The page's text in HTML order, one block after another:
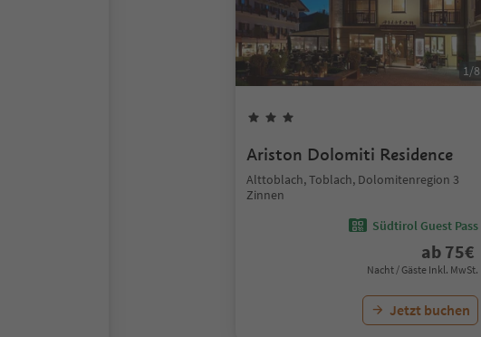
1/8
Ariston Dolomiti Residence
Alttoblach, Toblach, Dolomitenregion 3
Zinnen
Südtirol Guest Pass
ab 75€
Nacht / Gäste Inkl. MwSt.
Jetzt buchen